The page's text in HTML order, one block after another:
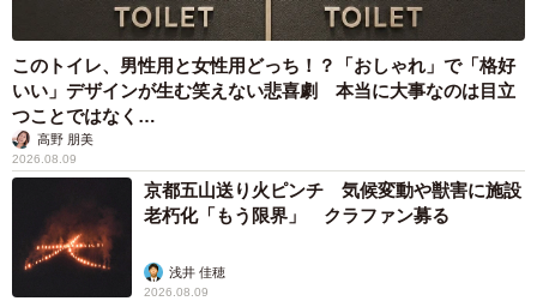
育費が上がっている中で、年収1000万円＝高所得というマ
ークが変わらないことに日本の成長がないような気がして
います。子育て支援に力を入れることは今後の日本の発展
のためにも必須事項です。親の所得に関係なく、過ごしや
すく学びやすい世の中になって欲しい。少子化に歯止めが
かかり、明るい未来が想像できるような制度に変わること
を願っています」
このトイレ、男性用と女性用どっち！？「おしゃれ」で「格好
いい」デザインが生む笑えない悲喜劇 本当に大事なのは目立
つことではなく…
高野 朋美
2026.08.09
京都五山送り火ピンチ 気候変動や獣害に施設
老朽化「もう限界」 クラファン募る
浅井 佳穂
2026.08.09